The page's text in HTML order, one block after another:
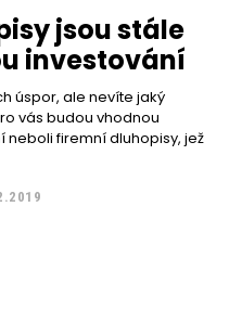
jsou stále
investování
úspor, ale nevíte jaký
vás budou vhodnou
firemní dluhopisy, jež